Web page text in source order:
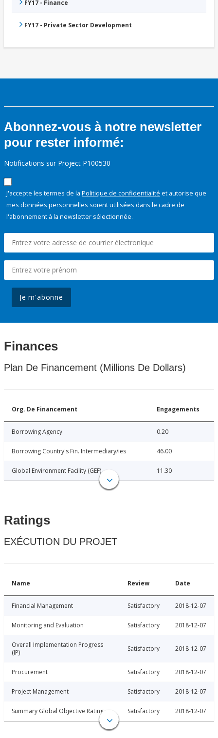
FY17 - Finance
FY17 - Private Sector Development
Abonnez-vous à notre newsletter
pour rester informé:
Notifications sur Project P100530
J'accepte les termes de la Politique de confidentialité et autorise que
mes données personnelles soient utilisées dans le cadre de
l'abonnement à la newsletter sélectionnée.
Je m'abonne
Finances
Plan De Financement (Millions De Dollars)
Org. De Financement Engagements
Borrowing Agency 0.20
Borrowing Country's Fin. Intermediary/ies 46.00
Global Environment Facility (GEF) 11.30
Ratings
EXÉCUTION DU PROJET
Name Review Date
Financial Management Satisfactory 2018-12-07
Monitoring and Evaluation Satisfactory 2018-12-07
Overall Implementation Progress
(IP)
Satisfactory 2018-12-07
Procurement Satisfactory 2018-12-07
Project Management Satisfactory 2018-12-07
Summary Global Objective Rating Satisfactory 2018-12-07